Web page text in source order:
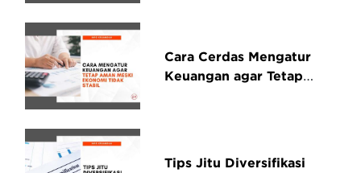
Cara Cerdas Mengatur
Keuangan agar Tetap
Tips Jitu Diversifikasi